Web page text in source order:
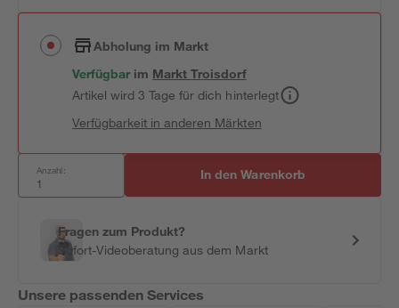
Abholung im Markt
Verfügbar im MarktTroisdorf
Artikel wird 3 Tage für dich hinterlegt
Verfügbarkeit in anderen Märkten
Anzahl: In den Warenkorb
Fragen zum Produkt?
Sofort-Videoberatung aus dem Markt
Unsere passenden Services